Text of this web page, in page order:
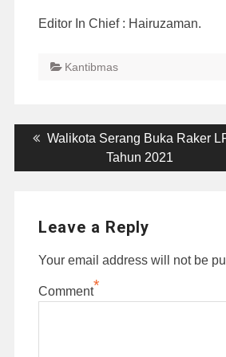
Editor In Chief : Hairuzaman.
Kantibmas
PostPrevious
Walikota Serang Buka Raker
Tahun 2021
Leave a Reply
Your email address will not be
Comment*